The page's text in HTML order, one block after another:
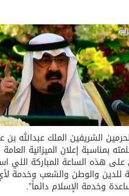
الشريفين الملك عبدالله بن
بمناسبة إعلان الميزانية العامة
على هذه الساعة المباركة اللي
والوطن والشعب وخدمة
وخدمة الإسلام دائماً”.